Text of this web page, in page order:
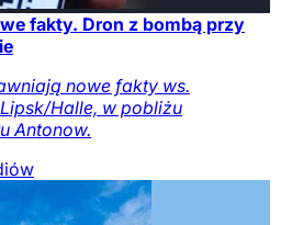
fakty. Dron z bombą przy
nowe fakty ws.
Halle, w pobliżu
Antonow.